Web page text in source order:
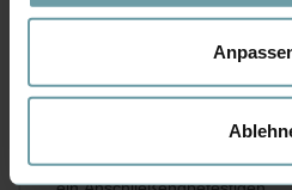
Bestimmen Sie die
zwischen 850 und 900mm.
Bohren Sie die Löcher und